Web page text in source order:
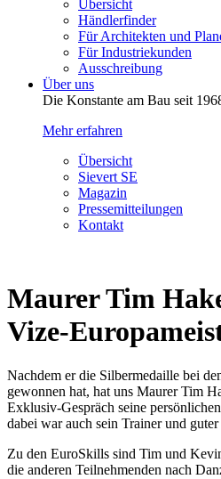
Übersicht
Händlerfinder
Für Architekten und
Für Industriekunden
Ausschreibung
Über uns
Die Konstante am Bau seit
Mehr erfahren
Übersicht
Sievert SE
Magazin
Pressemitteilungen
Kontakt
Maurer Tim
Vize-
Nachdem er die Silbermedaille bei
gewonnen hat, hat uns Maurer Tim
Exklusiv-Gespräch seine
dabei war auch sein Trainer und
Zu den EuroSkills sind Tim und
die anderen Teilnehmenden nach